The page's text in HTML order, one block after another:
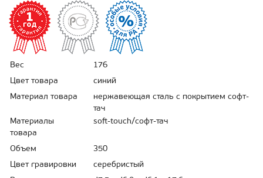
Вес
176
Цвет товара
синий
Материал товара
нержавеющая cталь с покрытием софт-
тач
Материалы
товара
soft-touch/софт-тач
Объем
350
Цвет гравировки
серебристый